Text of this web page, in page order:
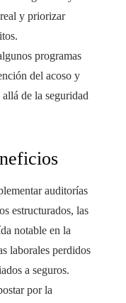
y priorizar
programas
del acoso y
de la seguridad
auditorías
estructurados, las
notable en la
laborales perdidos
a seguros.
por la